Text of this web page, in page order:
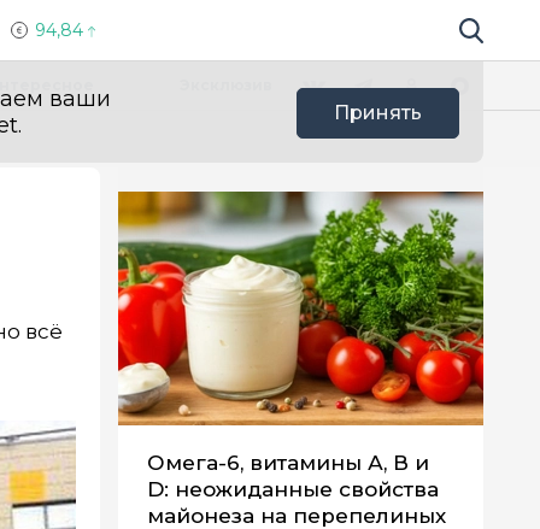
94,84 Поиск по
ваши
Принять
всё
Омега-6, витамины А, В и
D: неожиданные свойства
майонеза на перепелиных